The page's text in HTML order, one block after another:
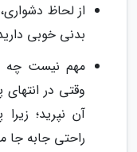
از لحاظ
بدنی خوبی
مهم نیست چه
وقتی در انتهای
آن نپرید؛
راحتی جابه جا